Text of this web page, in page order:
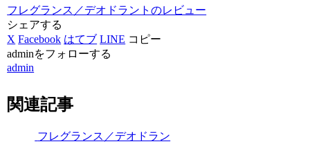
フレグランス／デオドラントのレビュー
シェアする
X Facebook はてブ LINE コピー
adminをフォローする
admin
関連記事
フレグランス／デオドラン